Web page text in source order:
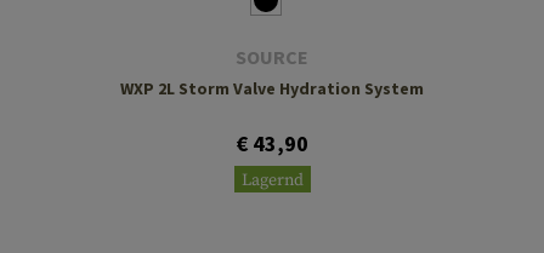
SOURCE
WXP 2L Storm Valve Hydration System
€ 43,90
Lagernd